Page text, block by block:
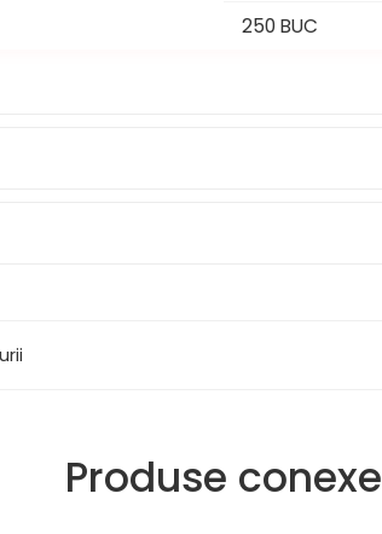
250 BUC
Produse conexe